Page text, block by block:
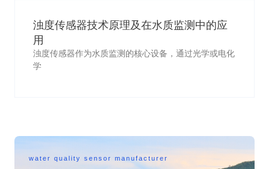
浊度传感器技术原理及在水质监测中的应
用
浊度传感器作为水质监测的核心设备，通过光学或电化
学
water quality sensor manufacturer